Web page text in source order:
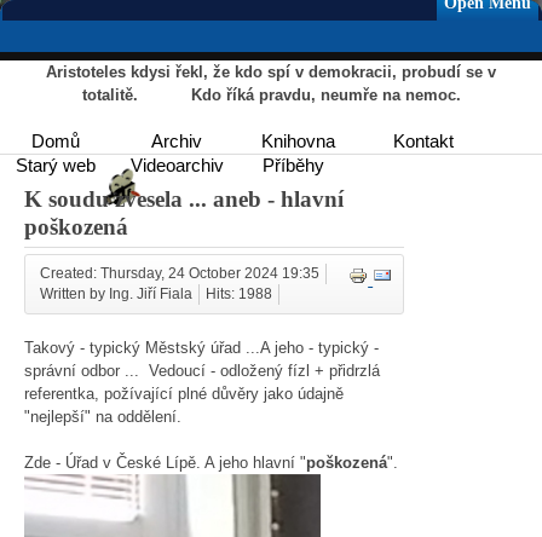
Aristoteles kdysi řekl, že kdo spí v demokracii, probudí se v
totalitě. Kdo říká pravdu, neumře na nemoc.
Domů Archiv Knihovna
Kontakt
Starý web
Videoarchiv Příběhy
K soudu zvesela ... aneb - hlavní
poškozená
Created: Thursday, 24 October 2024 19:35
Written by Ing. Jiří Fiala
Hits: 1988
Takový - typický Městský úřad ...A jeho - typický -
správní odbor ... Vedoucí - odložený fízl + přidrzlá
referentka, požívající plné důvěry jako údajně
"nejlepší" na oddělení.
Zde - Úřad v České Lípě. A jeho hlavní "poškozená".